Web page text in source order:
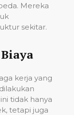
Mereka
sekitar.
kerja yang
tidak hanya
tetapi juga